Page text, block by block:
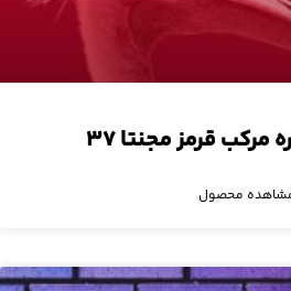
قرمز مجنتا ۳۷
محصول